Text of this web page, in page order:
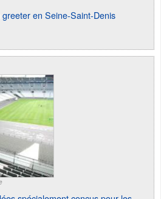
en Seine-Saint-Denis